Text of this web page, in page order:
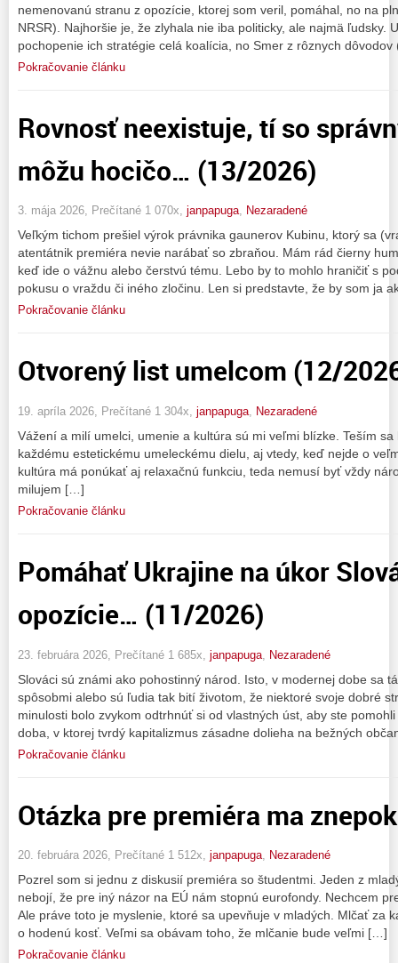
nemenovanú stranu z opozície, ktorej som veril, pomáhal, no na
NRSR). Najhoršie je, že zlyhala nie iba politicky, ale najmä ľudsky.
pochopenie ich stratégie celá koalícia, no Smer z rôznych
Pokračovanie článku
Rovnosť neexistuje, tí so
môžu hocičo… (13/2026)
3. mája 2026, Prečítané 1 070x, janpapuga, Nezaradené
Veľkým tichom prešiel výrok právnika gaunerov Kubinu, ktorý sa
atentátnik premiéra nevie narábať so zbraňou. Mám rád čierny
keď ide o vážnu alebo čerstvú tému. Lebo by to mohlo hraničiť s
pokusu o vraždu či iného zločinu. Len si predstavte, že by som ja
Pokračovanie článku
Otvorený list umelcom (12/
19. apríla 2026, Prečítané 1 304x, janpapuga Nezaradené
Vážení a milí umelci, umenie a kultúra sú mi veľmi blízke. Teším
každému estetickému umeleckému dielu, aj vtedy, keď nejde o
kultúra má ponúkať aj relaxačnú funkciu, teda nemusí byť vždy
milujem […]
Pokračovanie článku
Pomáhať Ukrajine na úkor
opozície… (11/2026)
23. februára 2026, Prečítané 1 685x, janpapuga Nezaradené
Slováci sú známi ako pohostinný národ. Isto, v modernej dobe sa
spôsobmi alebo sú ľudia tak bití životom, že niektoré svoje dobré
minulosti bolo zvykom odtrhnúť si od vlastných úst, aby ste
doba, v ktorej tvrdý kapitalizmus zásadne dolieha na bežných
Pokračovanie článku
Otázka pre premiéra ma
20. februára 2026, Prečítané 1 512x, janpapuga, Nezaradené
Pozrel som si jednu z diskusií premiéra so študentmi. Jeden z
nebojí, že pre iný názor na EÚ nám stopnú eurofondy. Nechcem
Ale práve toto je myslenie, ktoré sa upevňuje v mladých. Mlčať za
o hodenú kosť. Veľmi sa obávam toho, že mlčanie bude veľmi […]
Pokračovanie článku